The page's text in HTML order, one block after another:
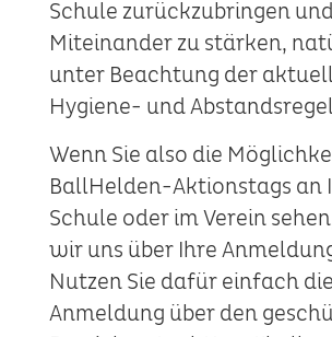
Schule zurückzubringen
Miteinander zu stärken,
unter Beachtung der
Hygiene- und
Wenn Sie also die
BallHelden-Aktionstags an
Schule oder im Verein
wir uns über Ihre
Nutzen Sie dafür einfach die
Anmeldung über den